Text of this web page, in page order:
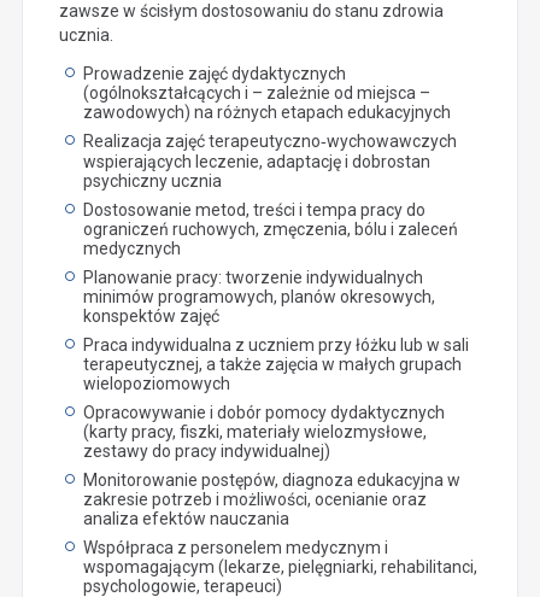
zawsze w ścisłym dostosowaniu do stanu zdrowia
ucznia.
Prowadzenie zajęć dydaktycznych
(ogólnokształcących i – zależnie od miejsca –
zawodowych) na różnych etapach edukacyjnych
Realizacja zajęć terapeutyczno‑wychowawczych
wspierających leczenie, adaptację i dobrostan
psychiczny ucznia
Dostosowanie metod, treści i tempa pracy do
ograniczeń ruchowych, zmęczenia, bólu i zaleceń
medycznych
Planowanie pracy: tworzenie indywidualnych
minimów programowych, planów okresowych,
konspektów zajęć
Praca indywidualna z uczniem przy łóżku lub w sali
terapeutycznej, a także zajęcia w małych grupach
wielopoziomowych
Opracowywanie i dobór pomocy dydaktycznych
(karty pracy, fiszki, materiały wielozmysłowe,
zestawy do pracy indywidualnej)
Monitorowanie postępów, diagnoza edukacyjna w
zakresie potrzeb i możliwości, ocenianie oraz
analiza efektów nauczania
Współpraca z personelem medycznym i
wspomagającym (lekarze, pielęgniarki, rehabilitanci,
psychologowie, terapeuci)